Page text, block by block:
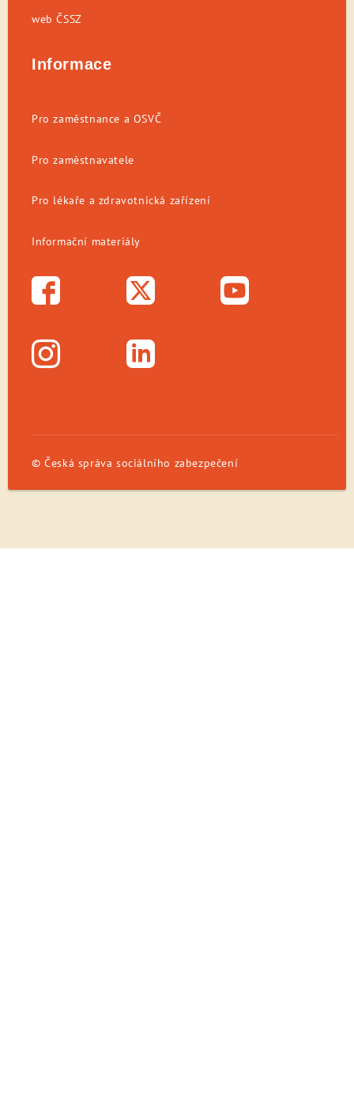
web ČSSZ
Informace
Pro zaměstnance a OSVČ
Pro zaměstnavatele
Pro lékaře a zdravotnická zařízení
Informační materiály
© Česká správa sociálního zabezpečení